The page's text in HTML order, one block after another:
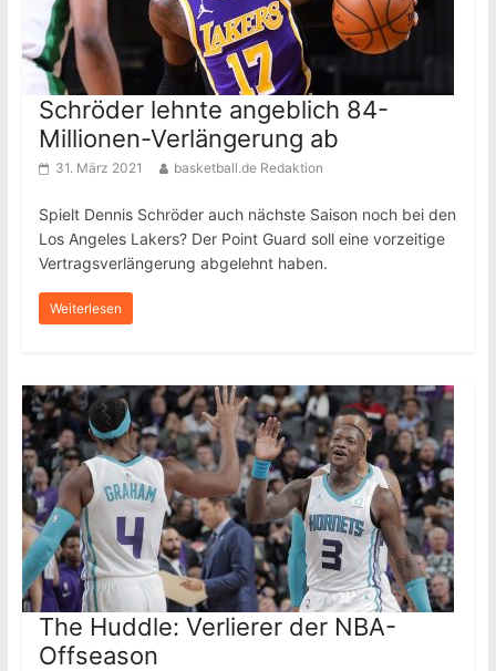
Schröder lehnte angeblich 84-
Millionen-Verlängerung ab
31. März 2021 basketball.de Redaktion
Spielt Dennis Schröder auch nächste Saison noch bei den
Los Angeles Lakers? Der Point Guard soll eine vorzeitige
Vertragsverlängerung abgelehnt haben.
Weiterlesen
The Huddle: Verlierer der NBA-
Offseason